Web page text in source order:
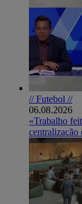
// Futebol //
06.08.2026
«Trabalho